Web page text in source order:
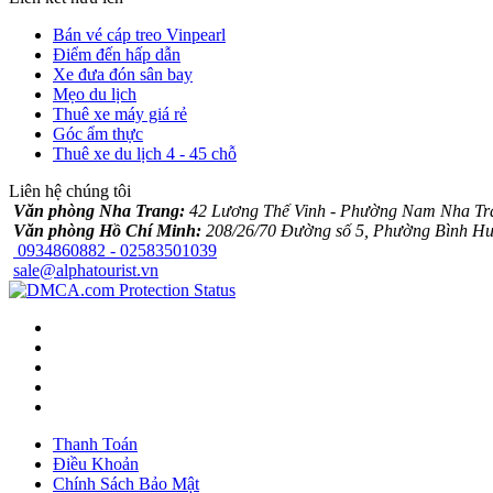
Bán vé cáp treo Vinpearl
Điểm đến hấp dẫn
Xe đưa đón sân bay
Mẹo du lịch
Thuê xe máy giá rẻ
Góc ẩm thực
Thuê xe du lịch 4 - 45 chỗ
Liên hệ chúng tôi
Văn phòng Nha Trang: 42 Lương Thế Vinh - Phường Nam Nha
Văn phòng Hồ Chí Minh: 208/26/70 Đường số 5, Phường Bình
0934860882 - 02583501039
sale@alphatourist.vn
Thanh Toán
Điều Khoản
Chính Sách Bảo Mật